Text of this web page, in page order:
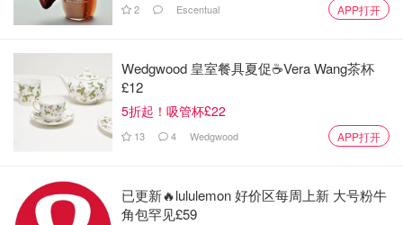
2 Escentual APP打开
Wedgwood 皇室餐具夏促☕️Vera Wang茶杯
£12
5折起！吸管杯£22
13 4 Wedgwood APP打开
已更新🔥lululemon 好价区每周上新 大号粉牛
角包罕见£59